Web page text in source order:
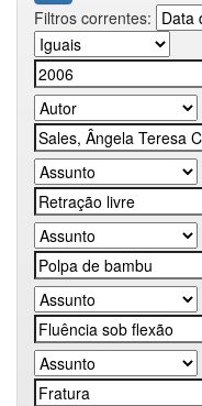
Filtros correntes: